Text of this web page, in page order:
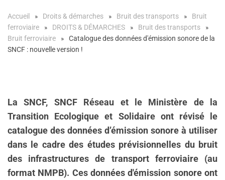
Accueil Droits & démarches Bruit des transports
Bruit
ferroviaire
DROITS & DÉMARCHES
Bruit des transports
Bruit ferroviaire
Catalogue des données d'émission sonore de la
SNCF : nouvelle version !
La SNCF, SNCF Réseau et le Ministère de la
Transition Ecologique et Solidaire ont révisé le
catalogue des données d’émission sonore à utiliser
dans le cadre des études prévisionnelles du bruit
des infrastructures de transport ferroviaire (au
format NMPB). Ces données d'émission sonore ont